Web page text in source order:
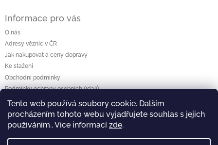
Tento web používá soubory cookie. Dalším
procházením tohoto webu vyjadřujete souhlas s jejich
používáním.. Více informací zde.
Informace pro vás
O nás
Adresy věznic v ČR
Jak nakupovat a ceny dopravy
Ke stažení
Obchodní podmínky
Podmínky ochrany osobních údajů
Vyhledávání
Hledat